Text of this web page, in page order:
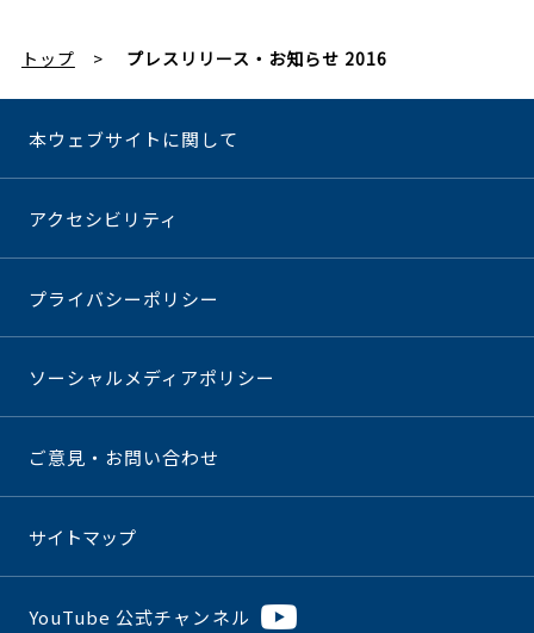
トップ プレスリリース・お知らせ 2016
本ウェブサイトに関して
アクセシビリティ
プライバシーポリシー
ソーシャルメディアポリシー
ご意見・お問い合わせ
サイトマップ
YouTube 公式チャンネル